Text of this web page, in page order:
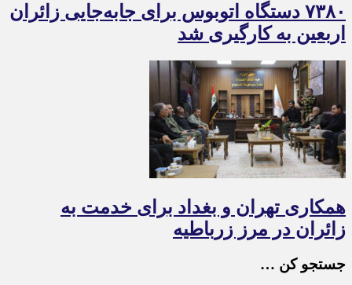
۷۳۸۰ دستگاه اتوبوس برای جابه‌جایی زائران
اربعین به‌ کارگیری شد
همکاری تهران و بغداد برای خدمت به
زائران در مرز زرباطیه
جستجو کن …